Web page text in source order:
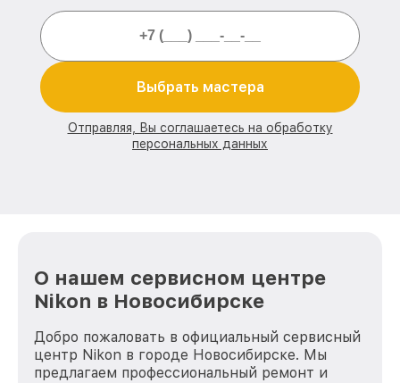
Выбрать мастера
Отправляя, Вы соглашаетесь на обработку
персональных данных
О нашем сервисном центре
Nikon в Новосибирске
Добро пожаловать в официальный сервисный
центр Nikon в городе Новосибирске. Мы
предлагаем профессиональный ремонт и